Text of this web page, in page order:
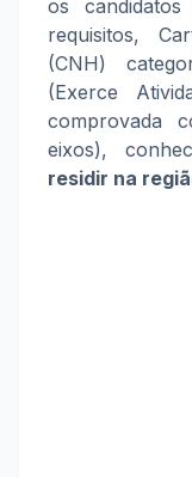
os
requisitos,
(CNH)
(Exerce
comprovada
eixos),
residir na